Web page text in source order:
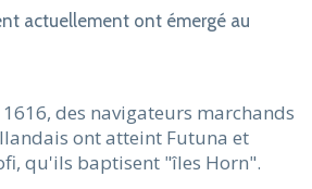
actuellement ont émergé au
1616, des navigateurs marchands
ont atteint Futuna et
qu'ils baptisent "îles Horn".